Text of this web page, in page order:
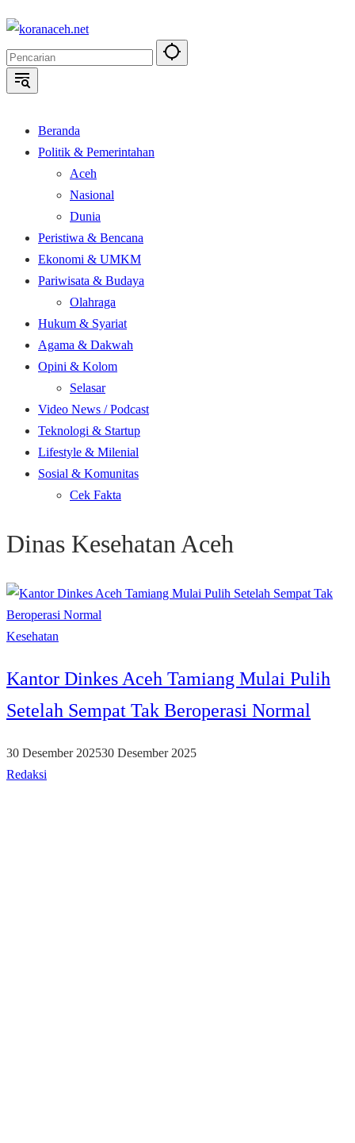
Langsung
konten
Beranda
Politik & Pemerintahan
Aceh
Nasional
Dunia
Peristiwa & Bencana
Ekonomi & UMKM
Pariwisata & Budaya
Olahraga
Hukum & Syariat
Agama & Dakwah
Opini & Kolom
Selasar
Video News / Podcast
Teknologi & Startup
Lifestyle & Milenial
Sosial & Komunitas
Cek Fakta
Dinas Kesehatan Aceh
Kesehatan
Kantor Dinkes Aceh Tamiang Mulai Pulih
Setelah Sempat Tak Beroperasi Normal
30 Desember 202530 Desember 2025
Redaksi